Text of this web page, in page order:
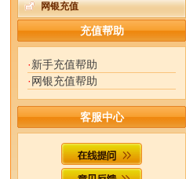
网银充值
充值帮助
·新手充值帮助
·网银充值帮助
客服中心